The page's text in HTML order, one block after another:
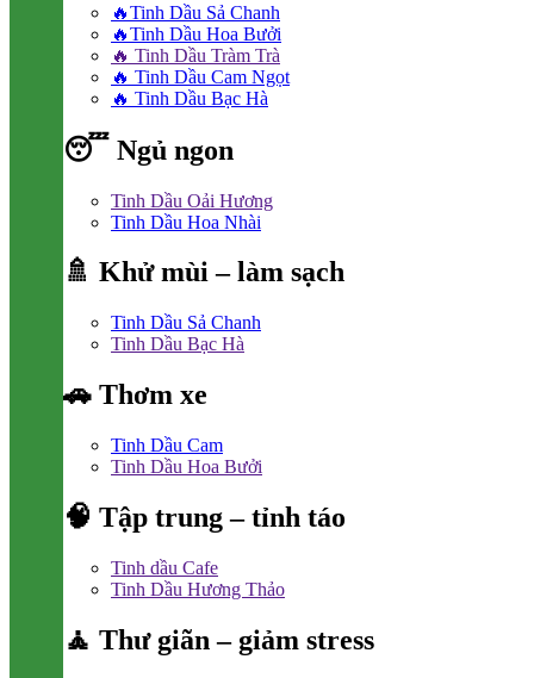
🔥Tinh Dầu Sả Chanh
🔥Tinh Dầu Hoa Bưởi
🔥 Tinh Dầu Tràm Trà
🔥 Tinh Dầu Cam Ngọt
🔥 Tinh Dầu Bạc Hà
😴 Ngủ ngon
Tinh Dầu Oải Hương
Tinh Dầu Hoa Nhài
🚿 Khử mùi – làm sạch
Tinh Dầu Sả Chanh
Tinh Dầu Bạc Hà
🚗 Thơm xe
Tinh Dầu Cam
Tinh Dầu Hoa Bưởi
🧠 Tập trung – tỉnh táo
Tinh dầu Cafe
Tinh Dầu Hương Thảo
🧘 Thư giãn – giảm stress